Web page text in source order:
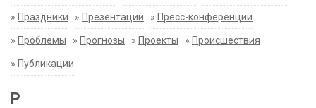
» Праздники » Презентации » Пресс-конференции
» Проблемы » Прогнозы » Проекты » Происшествия
» Публикации
Р